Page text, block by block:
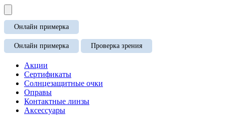
Онлайн примерка
Онлайн примерка Проверка зрения
Акции
Сертификаты
Солнцезащитные очки
Оправы
Контактные линзы
Аксессуары